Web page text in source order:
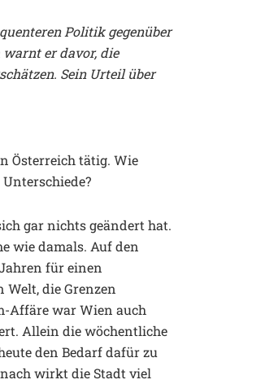
Politik gegenüber
er davor, die
Sein Urteil über
Österreich tätig. Wie
gar nichts geändert hat.
wie damals. Auf den
für einen
Welt, die Grenzen
Affäre war Wien auch
Allein die wöchentliche
den Bedarf dafür zu
wirkt die Stadt viel